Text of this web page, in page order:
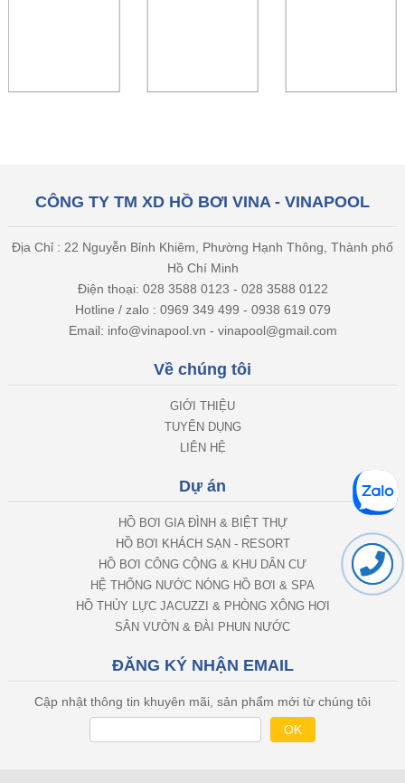
CÔNG TY TM XD HỒ BƠI VINA - VINAPOOL
Địa Chỉ : 22 Nguyễn Bỉnh Khiêm, Phường Hạnh Thông, Thành phố
Hồ Chí Minh
Điện thoại: 028 3588 0123 - 028 3588 0122
Hotline / zalo : 0969 349 499 - 0938 619 079
Email: info@vinapool.vn - vinapool@gmail.com
Về chúng tôi
GIỚI THIỆU
TUYỂN DỤNG
LIÊN HỆ
Dự án
HỒ BƠI GIA ĐÌNH & BIỆT THỰ
HỒ BƠI KHÁCH SẠN - RESORT
HỒ BƠI CÔNG CỘNG & KHU DÂN CƯ
HỆ THỐNG NƯỚC NÓNG HỒ BƠI & SPA
HỒ THỦY LỰC JACUZZI & PHÒNG XÔNG HƠI
SÂN VƯỜN & ĐÀI PHUN NƯỚC
ĐĂNG KÝ NHẬN EMAIL
Cập nhật thông tin khuyên mãi, sản phẩm mới từ chúng tôi